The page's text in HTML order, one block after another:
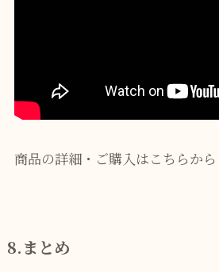
商品の詳細・ご購入はこちらから
8.まとめ